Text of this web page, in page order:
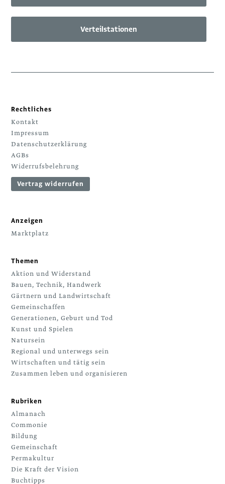
Verteilstationen
Rechtliches
Kontakt
Impressum
Datenschutzerklärung
AGBs
Widerrufsbelehrung
Vertrag widerrufen
Anzeigen
Marktplatz
Themen
Aktion und Widerstand
Bauen, Technik, Handwerk
Gärtnern und Landwirtschaft
Gemeinschaffen
Generationen, Geburt und Tod
Kunst und Spielen
Natursein
Regional und unterwegs sein
Wirtschaften und tätig sein
Zusammen leben und organisieren
Rubriken
Almanach
Commonie
Bildung
Gemeinschaft
Permakultur
Die Kraft der Vision
Buchtipps